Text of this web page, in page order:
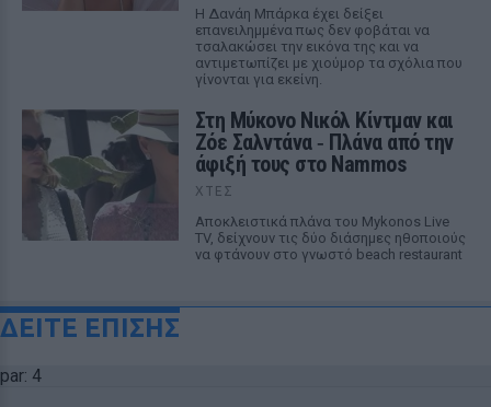
Η Δανάη Μπάρκα έχει δείξει
επανειλημμένα πως δεν φοβάται να
τσαλακώσει την εικόνα της και να
αντιμετωπίζει με χιούμορ τα σχόλια που
γίνονται για εκείνη.
Στη Μύκονο Νικόλ Κίντμαν και
Ζόε Σαλντάνα ‑ Πλάνα από την
άφιξή τους στο Nammos
ΧΤΕΣ
Αποκλειστικά πλάνα του Mykonos Live
TV, δείχνουν τις δύο διάσημες ηθοποιούς
να φτάνουν στο γνωστό beach restaurant
ΔΕΙΤΕ ΕΠΙΣΗΣ
par: 4